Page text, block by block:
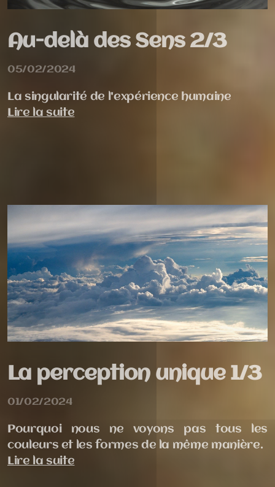
Au-delà des Sens 2/3
05/02/2024
La singularité de l'expérience humaine
Lire la suite
La perception unique 1/3
01/02/2024
Pourquoi nous ne voyons pas tous les
couleurs et les formes de la même manière.
Lire la suite